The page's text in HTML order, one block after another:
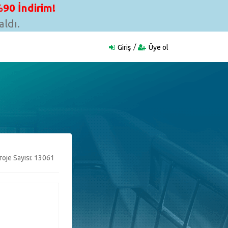
İndirim!
Giriş Üye ol
Sayısı: 13061